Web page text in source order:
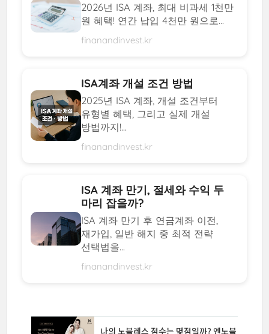
2026년 ISA 계좌, 최대 비과세 1천만
원 혜택! 연간 납입 4천만 원으로...
finanandinvest.kr
ISA계좌 개설 조건 방법
2025년 ISA 계좌, 개설 조건부터
유형별 혜택, 그리고 실제 개설
방법까지!...
finanandinvest.kr
ISA 계좌 만기, 절세와 수익 두
마리 잡을까?
ISA 계좌 만기 후 연금계좌 이전,
재가입, 일반 해지 중 최적 전략
선택법을...
finanandinvest.kr